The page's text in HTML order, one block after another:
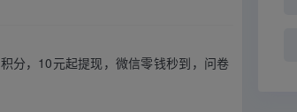
分，10元起提现，微信零钱秒到，问卷